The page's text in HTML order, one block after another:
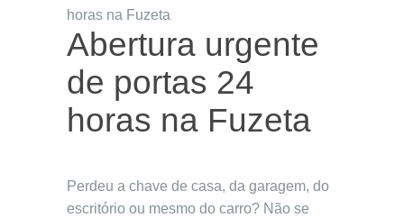
Abertura urgente
de portas 24
horas na Fuzeta
Perdeu a chave de casa, da garagem, do
escritório ou mesmo do carro? Não se